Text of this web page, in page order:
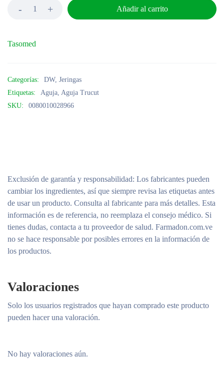
Añadir al carrito
Tasomed
Categorías: DW, Jeringas
Etiquetas:
Aguja, Aguja Trucut
SKU:
0080010028966
Exclusión de garantía y responsabilidad: Los fabricantes pueden
cambiar los ingredientes, así que siempre revisa las etiquetas antes
de usar un producto. Consulta al fabricante para más detalles. Esta
información es de referencia, no reemplaza el consejo médico. Si
tienes dudas, contacta a tu proveedor de salud. Farmadon.com.ve
no se hace responsable por posibles errores en la información de
los productos.
Valoraciones
No hay valoraciones aún.
Solo los usuarios registrados que hayan comprado este producto
pueden hacer una valoración.